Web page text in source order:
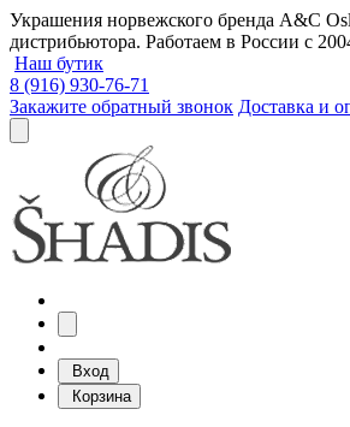
Украшения норвежского бренда A&C
дистрибьютора. Работаем в России с
Наш бутик
8 (916) 930-76-71
Закажите обратный звонок Доставка и
Вход
Корзина